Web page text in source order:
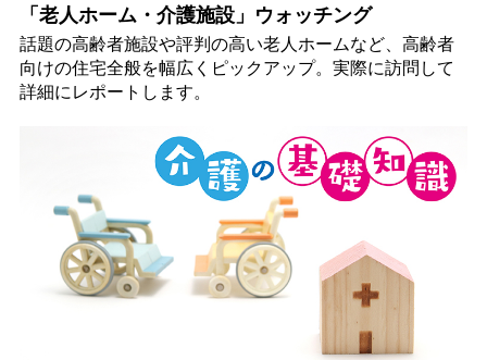
「老人ホーム・介護施設」ウォッチング
話題の高齢者施設や評判の高い老人ホームなど、高齢者
向けの住宅全般を幅広くピックアップ。実際に訪問して
詳細にレポートします。